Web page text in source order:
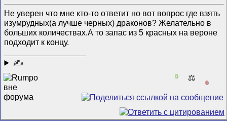
Не уверен что мне кто-то ответит но вот вопрос где взять
изумрудных(а лучше черных) драконов? Желательно в
больших количествах.А то запас из 5 красных на вероне
подходит к концу.
✍
0 ⚖️
0